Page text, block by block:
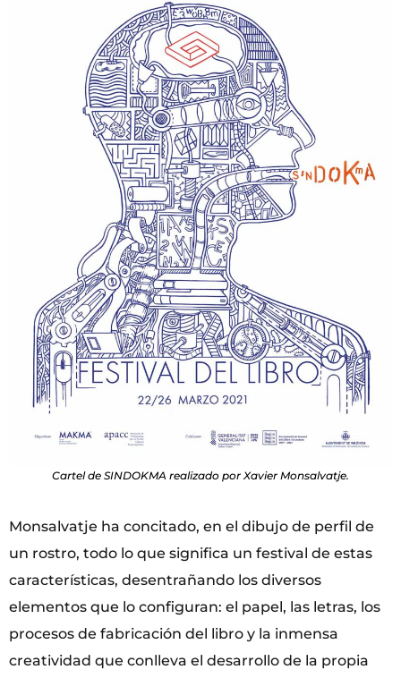
Cartel de SINDOKMA realizado por Xavier Monsalvatje.
Monsalvatje ha concitado, en el dibujo de perfil de
un rostro, todo lo que significa un festival de estas
características, desentrañando los diversos
elementos que lo configuran: el papel, las letras, los
procesos de fabricación del libro y la inmensa
creatividad que conlleva el desarrollo de la propia